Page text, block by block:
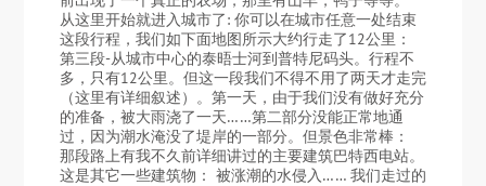
从这里开始就进入城市了: 你可以在城市任意一处结束
这段行程，我们如下面地图所示大约行走了12公里：
第三段-从城市中心的泰晤士河到普特尼码头。行程不
多，只有12公里。但这一段我们不得不用了两天才走完
（这里有详细叙述）。第一天，由于我们没有做好充分
的准备，被大雨浇了一天……第二部分没能正常地通
过，因为潮水淹没了堤岸的一部分。但景色非常棒：
那段路上有我不久前详细讲过的主要建筑巴特西电站。
这是其它一些建筑物： 被涨潮的水侵入…… 我们走过的